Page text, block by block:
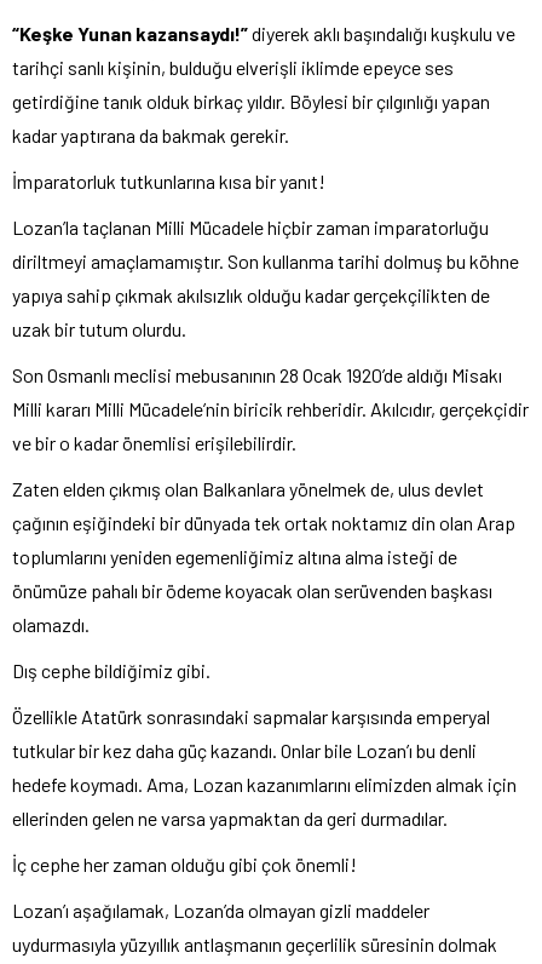
“Keşke Yunan kazansaydı!”diyerek aklı başındalığı kuşkulu ve
tarihçi sanlı kişinin, bulduğu elverişli iklimde epeyce ses
getirdiğine tanık olduk birkaç yıldır. Böylesi bir çılgınlığı yapan
kadar yaptırana da bakmak gerekir.
İmparatorluk tutkunlarına kısa bir yanıt!
Lozan’la taçlanan Milli Mücadele hiçbir zaman imparatorluğu
diriltmeyi amaçlamamıştır. Son kullanma tarihi dolmuş bu köhne
yapıya sahip çıkmak akılsızlık olduğu kadar gerçekçilikten de
uzak bir tutum olurdu.
Son Osmanlı meclisi mebusanının 28 Ocak 1920’de aldığı Misakı
Milli kararı Milli Mücadele’nin biricik rehberidir. Akılcıdır, gerçekçidir
ve bir o kadar önemlisi erişilebilirdir.
Zaten elden çıkmış olan Balkanlara yönelmek de, ulus devlet
çağının eşiğindeki bir dünyada tek ortak noktamız din olan Arap
toplumlarını yeniden egemenliğimiz altına alma isteği de
önümüze pahalı bir ödeme koyacak olan serüvenden başkası
olamazdı.
Dış cephe bildiğimiz gibi.
Özellikle Atatürk sonrasındaki sapmalar karşısında emperyal
tutkular bir kez daha güç kazandı. Onlar bile Lozan’ı bu denli
hedefe koymadı. Ama, Lozan kazanımlarını elimizden almak için
ellerinden gelen ne varsa yapmaktan da geri durmadılar.
İç cephe her zaman olduğu gibi çok önemli!
Lozan’ı aşağılamak, Lozan’da olmayan gizli maddeler
uydurmasıyla yüzyıllık antlaşmanın geçerlilik süresinin dolmak